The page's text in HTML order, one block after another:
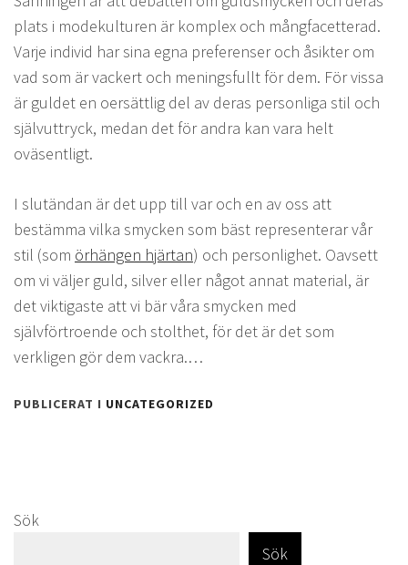
plats i modekulturen är komplex och mångfacetterad.
Varje individ har sina egna preferenser och åsikter om
vad som är vackert och meningsfullt för dem. För vissa
är guldet en oersättlig del av deras personliga stil och
självuttryck, medan det för andra kan vara helt
oväsentligt.
I slutändan är det upp till var och en av oss att
bestämma vilka smycken som bäst representerar vår
stil (som örhängen hjärtan) och personlighet. Oavsett
om vi väljer guld, silver eller något annat material, är
det viktigaste att vi bär våra smycken med
självförtroende och stolthet, för det är det som
verkligen gör dem vackra.…
PUBLICERAT I UNCATEGORIZED
Sök
Sök